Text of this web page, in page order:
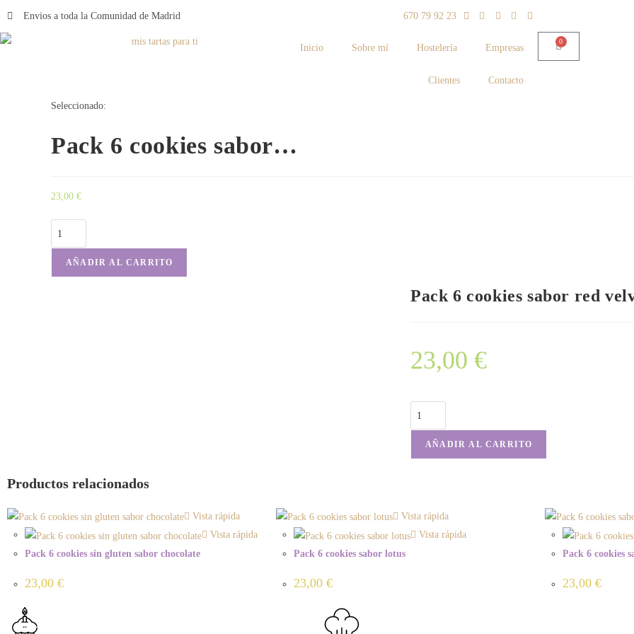
Envios a toda la Comunidad de Madrid 670 79 92 23
Inicio Sobre mí Hostelería Empresas
Clientes Contacto
0
Seleccionado:
Pack 6 cookies sabor…
23,00 €
AÑADIR AL CARRITO
Pack 6 cookies sabor red
23,00 €
AÑADIR AL CARRITO
Productos relacionados
Vista rápida
Vista rápida
Pack 6 cookies sin gluten sabor chocolate
23,00 €
Vista rápida
Vista rápida
Pack 6 cookies sabor lotus
23,00 €
Pack 6 cookies
23,00 €